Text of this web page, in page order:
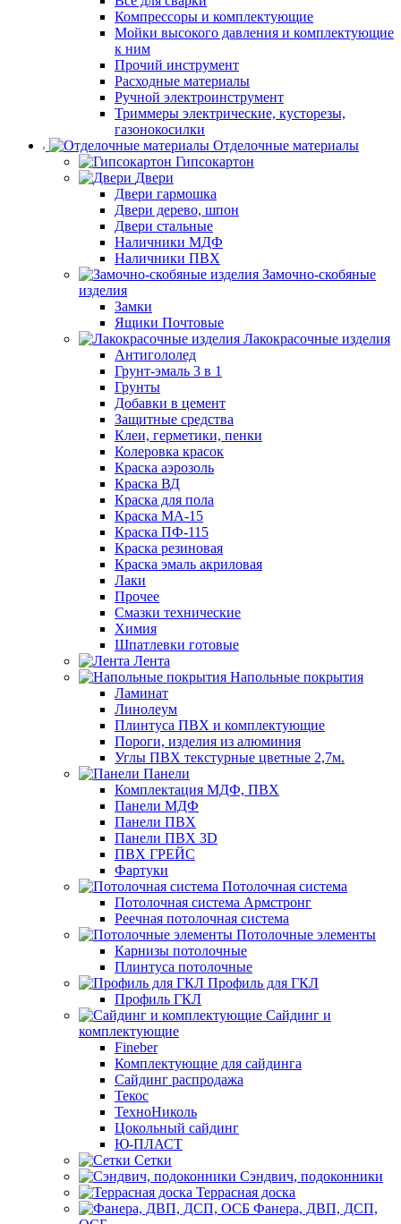
Компрессоры и комплектующие
Мойки высокого давления и комплектующие
к ним
Прочий инструмент
Расходные материалы
Ручной электроинструмент
Триммеры электрические, кусторезы,
газонокосилки
Отделочные материалы
Гипсокартон
Двери
Двери гармошка
Двери дерево, шпон
Двери стальные
Наличники МДФ
Наличники ПВХ
Замочно-скобяные
изделия
Замки
Ящики Почтовые
Лакокрасочные изделия
Антигололед
Грунт-эмаль 3 в 1
Грунты
Добавки в цемент
Защитные средства
Клеи, герметики, пенки
Колеровка красок
Краска аэрозоль
Краска ВД
Краска для пола
Краска МА-15
Краска ПФ-115
Краска резиновая
Краска эмаль акриловая
Лаки
Прочее
Смазки технические
Химия
Шпатлевки готовые
Лента
Напольные покрытия
Ламинат
Линолеум
Плинтуса ПВХ и комплектующие
Пороги, изделия из алюминия
Углы ПВХ текстурные цветные 2,7м.
Панели
Комплектация МДФ, ПВХ
Панели МДФ
Панели ПВХ
Панели ПВХ 3D
ПВХ ГРЕЙС
Фартуки
Потолочная система
Потолочная система Армстронг
Реечная потолочная система
Потолочные элементы
Карнизы потолочные
Плинтуса потолочные
Профиль для ГКЛ
Профиль ГКЛ
Сайдинг и
комплектующие
Fineber
Комплектующие для сайдинга
Сайдинг распродажа
Текос
ТехноНиколь
Цокольный сайдинг
Ю-ПЛАСТ
Сетки
Сэндвич, подоконники
Террасная доска
Фанера, ДВП, ДСП,